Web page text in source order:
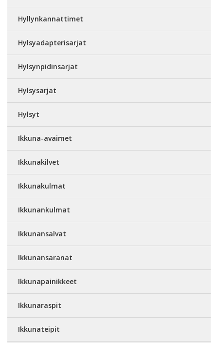
Hyllynkannattimet
Hylsyadapterisarjat
Hylsynpidinsarjat
Hylsysarjat
Hylsyt
Ikkuna-avaimet
Ikkunakilvet
Ikkunakulmat
Ikkunankulmat
Ikkunansalvat
Ikkunansaranat
Ikkunapainikkeet
Ikkunaraspit
Ikkunateipit